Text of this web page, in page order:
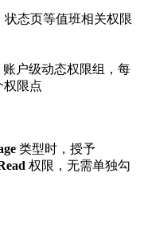
状态页等值班相关权限
账户级动态权限组，每
权限点
类型时，授予
权限，无需单独勾